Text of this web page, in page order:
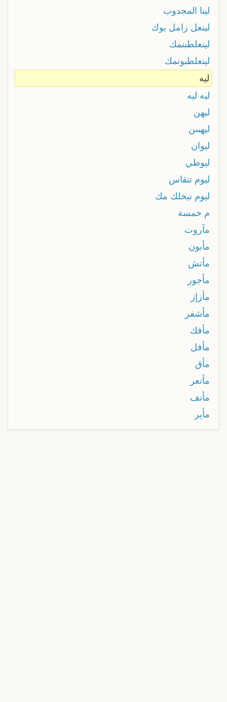
لينا المجدوب
لينعل زامل بوك
لينعلطبنمك
لينعلطبونمك
ليه
ليه ليه
ليهن
ليهںںن
ليوان
ليوطي
ليوم تتقاس
ليوم نيخلك مك
م خمسة
مآروت
مأبون
مأتش
مأجور
مأزإز
مأشفر
مأفك
مأفل
مأق
مأنعر
مأنف
مأير